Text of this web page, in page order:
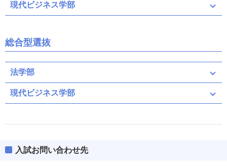
現代ビジネス学部
総合型選抜
法学部
現代ビジネス学部
入試お問い合わせ先